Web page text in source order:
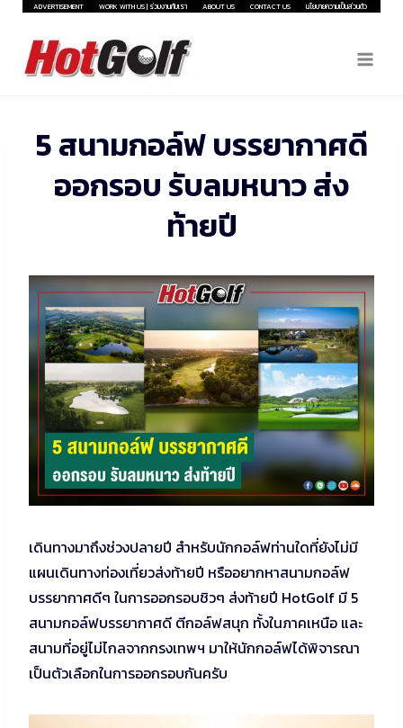
Skip
content
ADVERTISEMENT WORK WITH US | ร่วมงานกับเรา ABOUT US CONTACT US นโยบายความเป็นส่วนตัว
5 สนามกอล์ฟ บรรยากาศดี
ออกรอบ รับลมหนาว ส่ง
ท้ายปี
เดินทางมาถึงช่วงปลายปี สำหรับนักกอล์ฟท่านใดที่ยังไม่มี
แผนเดินทางท่องเที่ยวส่งท้ายปี หรืออยากหาสนามกอล์ฟ
บรรยากาศดีๆ ในการออกรอบชิวๆ ส่งท้ายปี HotGolf มี 5
สนามกอล์ฟบรรยากาศดี ตีกอล์ฟสนุก ทั้งในภาคเหนือ และ
สนามที่อยู่ไม่ไกลจากกรงเทพฯ มาให้นักกอล์ฟได้พิจารณา
เป็นตัวเลือกในการออกรอบกันครับ